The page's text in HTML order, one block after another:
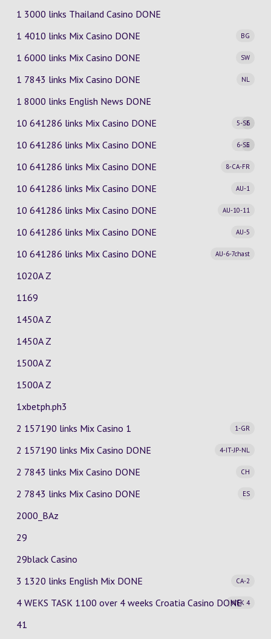
1 3000 links Thailand Casino DONE
1 4010 links Mix Casino
BG
DONE
1 6000 links Mix Casino
SW
DONE
1 7843 links Mix Casino
NL
DONE
1 8000 links English News DONE
10 641286 links Mix Casino
5-SE
6
DONE
10 641286 links Mix Casino
6-SE
5
DONE
10 641286 links Mix Casino
8-CA-FR
DONE
10 641286 links Mix Casino
AU-1
DONE
10 641286 links Mix Casino
AU-10-11
DONE
10 641286 links Mix Casino
AU-5
DONE
10 641286 links Mix Casino
AU-6-7chast
DONE
1020A Z
1169
1450A Z
1450A Z
1500A Z
1500A Z
1xbetph.ph3
2 157190 links Mix Casino
1-GR
1
2 157190 links Mix Casino
4-IT-JP-NL
DONE
2 7843 links Mix Casino
CH
DONE
2 7843 links Mix Casino
ES
DONE
2000_BAz
29
29black Casino
3 1320 links English Mix
CA-2
DONE
4 WEKS TASK 1100 over 4 weeks Croatia Casino
WEK 4
DONE
41